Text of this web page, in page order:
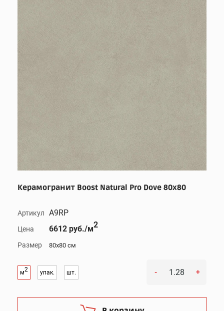
Керамогранит Boost Natural Pro Dove 80x80
Артикул A9RP
Цена 6612 руб./м2
Размер 80x80 см
м2 упак. шт. - +